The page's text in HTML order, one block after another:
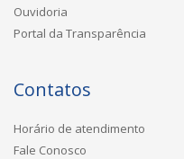
Ouvidoria
Portal da Transparência
Contatos
Horário de atendimento
Fale Conosco